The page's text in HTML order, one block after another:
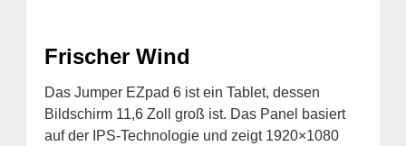
Frischer Wind
Das Jumper EZpad 6 ist ein Tablet, dessen
Bildschirm 11,6 Zoll groß ist. Das Panel basiert
auf der IPS-Technologie und zeigt 1920×1080